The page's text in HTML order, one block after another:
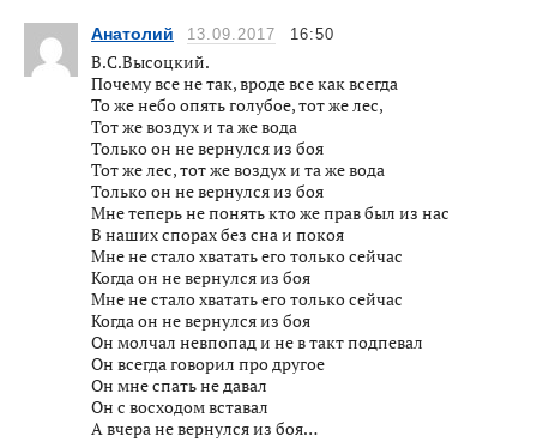
Анатолий 13.09.2017 16:50
В.С.Высоцкий.
Почему все не так, вроде все как всегда
То же небо опять голубое, тот же лес,
Тот же воздух и та же вода
Только он не вернулся из боя
Тот же лес, тот же воздух и та же вода
Только он не вернулся из боя
Мне теперь не понять кто же прав был из нас
В наших спорах без сна и покоя
Мне не стало хватать его только сейчас
Когда он не вернулся из боя
Мне не стало хватать его только сейчас
Когда он не вернулся из боя
Он молчал невпопад и не в такт подпевал
Он всегда говорил про другое
Он мне спать не давал
Он с восходом вставал
А вчера не вернулся из боя…